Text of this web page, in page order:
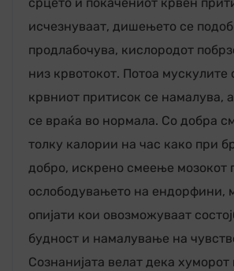
исчезнуваат, дишењето се
продлабочува, кислородот
низ крвотокот. Потоа мускулите
крвниот притисок се намалува,
се враќа во нормала. Со добра
толку калории на час како при
добро, искрено смеење мозокот
ослободувањето на ендорфини,
опијати кои овозможуваат
будност и намалување на
Сознанијата велат дека хуморот